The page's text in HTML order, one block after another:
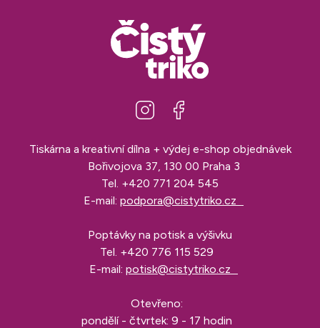
Tiskárna a kreativní dílna + výdej e-shop objednávek
Bořivojova 37, 130 00 Praha 3
Tel. +420 771 204 545
E-mail: podpora@cistytriko.cz
Poptávky na potisk a výšivku
Tel. +420 776 115 529
E-mail: potisk@cistytriko.cz
Otevřeno:
pondělí - čtvrtek: 9 - 17 hodin